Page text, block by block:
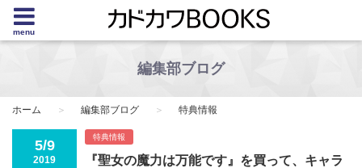
menu
編集部ブログ
ホーム 編集部ブログ 特典情報
5/9
2019
特典情報
『聖女の魔力は万能です』を買って、キャラ